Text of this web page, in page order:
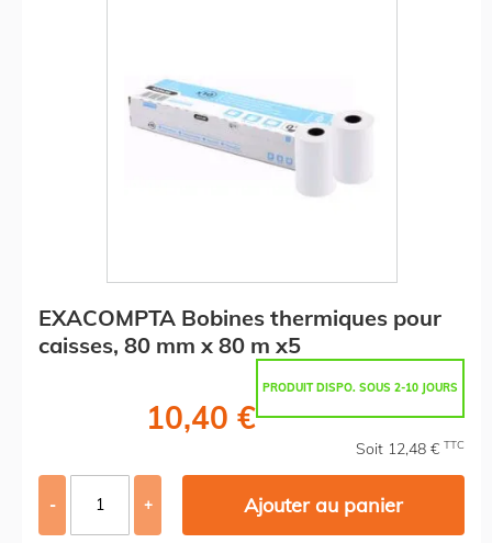
EXACOMPTA Bobines thermiques pour
caisses, 80 mm x 80 m x5
PRODUIT DISPO. SOUS 2-10 JOURS
10,40 €
Soit 12,48 € TTC
- + Ajouter au panier